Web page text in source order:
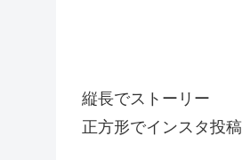
縦長でストーリー
正方形でインスタ投稿